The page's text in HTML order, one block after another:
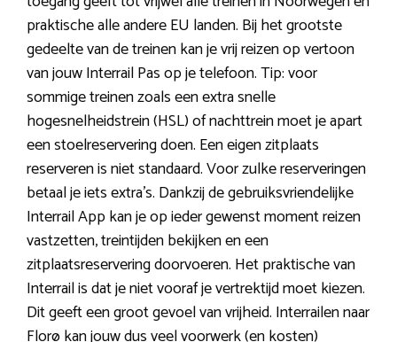
praktische alle andere EU landen. Bij het grootste
gedeelte van de treinen kan je vrij reizen op vertoon
van jouw Interrail Pas op je telefoon. Tip: voor
sommige treinen zoals een extra snelle
hogesnelheidstrein (HSL) of nachttrein moet je apart
een stoelreservering doen. Een eigen zitplaats
reserveren is niet standaard. Voor zulke reserveringen
betaal je iets extra’s. Dankzij de gebruiksvriendelijke
Interrail App kan je op ieder gewenst moment reizen
vastzetten, treintijden bekijken en een
zitplaatsreservering doorvoeren. Het praktische van
Interrail is dat je niet vooraf je vertrektijd moet kiezen.
Dit geeft een groot gevoel van vrijheid. Interrailen naar